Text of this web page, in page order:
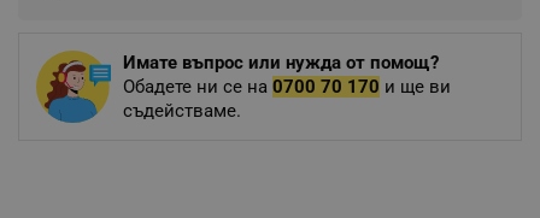
Имате въпрос или нужда от помощ?
Обадете ни се на 0700 70 170 и ще ви
съдействаме.